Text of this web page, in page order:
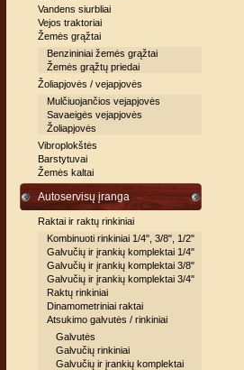
Vandens siurbliai
Vejos traktoriai
Žemės grąžtai
Benzininiai žemės grąžtai
Žemės grąžtų priedai
Žoliapjovės / vejapjovės
Mulčiuojančios vejapjovės
Savaeigės vejapjovės
Žoliapjovės
Vibroplokštės
Barstytuvai
Žemės kaltai
Autoservisų įranga
Raktai ir raktų rinkiniai
Kombinuoti rinkiniai 1/4", 3/8", 1/2"
Galvučių ir įrankių komplektai 1/4"
Galvučių ir įrankių komplektai 3/8"
Galvučių ir įrankių komplektai 3/4"
Raktų rinkiniai
Dinamometriniai raktai
Atsukimo galvutės / rinkiniai
Galvutės
Galvučių rinkiniai
Galvučių ir įrankių komplektai